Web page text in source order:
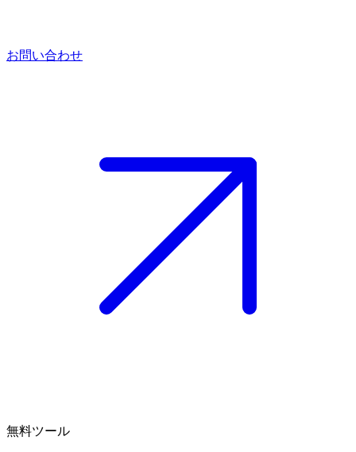
お問い合わせ
無料ツール